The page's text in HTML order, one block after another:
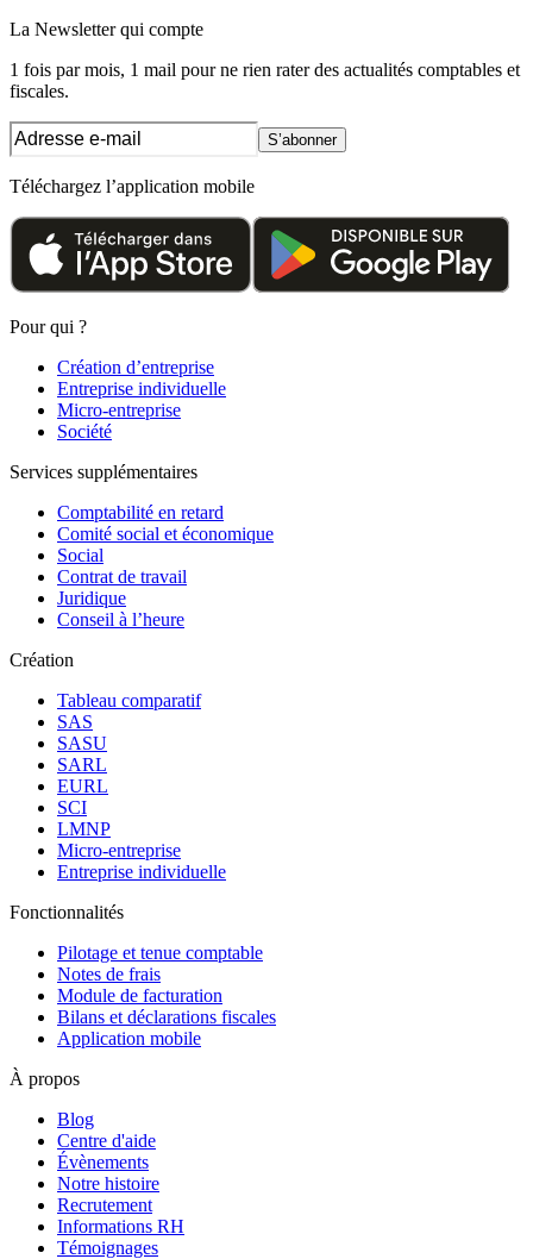
La Newsletterqui compte
1 fois par mois, 1 mail pour ne rien rater des actualités comptables et
fiscales.
S’abonner
Téléchargez l’application mobile
Pour qui ?
Création d’entreprise
Entreprise individuelle
Micro-entreprise
Société
Services supplémentaires
Comptabilité en retard
Comité social et économique
Social
Contrat de travail
Juridique
Conseil à l’heure
Création
Tableau comparatif
SAS
SASU
SARL
EURL
SCI
LMNP
Micro-entreprise
Entreprise individuelle
Fonctionnalités
Pilotage et tenue comptable
Notes de frais
Module de facturation
Bilans et déclarations fiscales
Application mobile
À propos
Blog
Centre d'aide
Évènements
Notre histoire
Recrutement
Informations RH
Témoignages